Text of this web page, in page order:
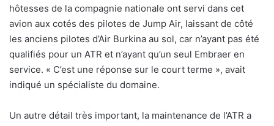
hôtesses de la compagnie nationale ont servi dans cet
avion aux cotés des pilotes de Jump Air, laissant de côté
les anciens pilotes d’Air Burkina au sol, car n’ayant pas été
qualifiés pour un ATR et n’ayant qu’un seul Embraer en
service. « C’est une réponse sur le court terme », avait
indiqué un spécialiste du domaine.
Un autre détail très important, la maintenance de l’ATR a